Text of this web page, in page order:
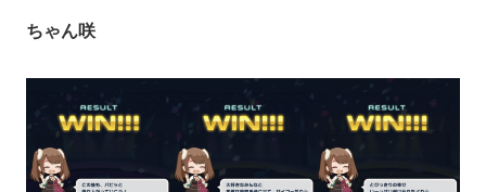
ちゃん咲